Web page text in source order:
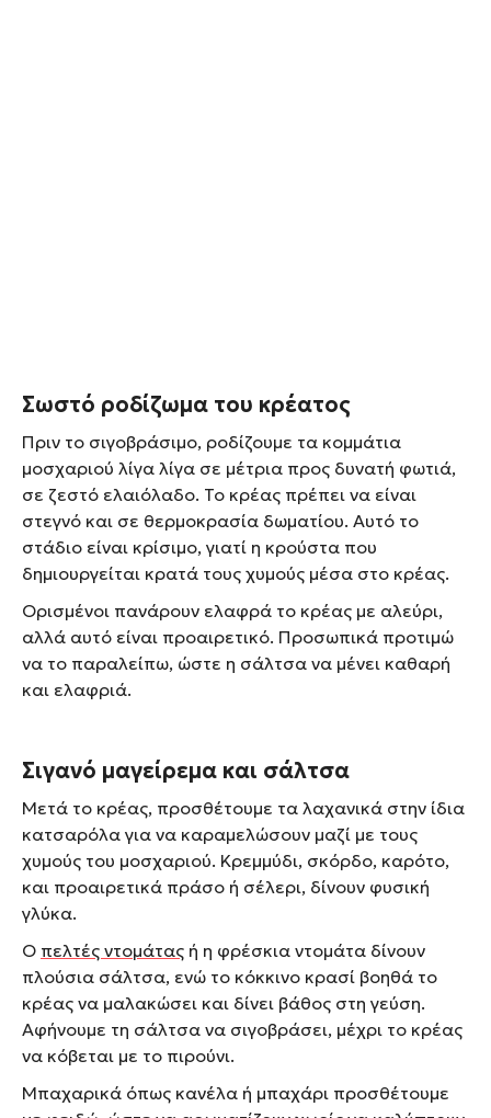
Σωστό ροδίζωμα του κρέατος
Πριν το σιγοβράσιμο, ροδίζουμε τα κομμάτια
μοσχαριού λίγα λίγα σε μέτρια προς δυνατή φωτιά,
σε ζεστό ελαιόλαδο. Το κρέας πρέπει να είναι
στεγνό και σε θερμοκρασία δωματίου. Αυτό το
στάδιο είναι κρίσιμο, γιατί η κρούστα που
δημιουργείται κρατά τους χυμούς μέσα στο κρέας.
Ορισμένοι πανάρουν ελαφρά το κρέας με αλεύρι,
αλλά αυτό είναι προαιρετικό. Προσωπικά προτιμώ
να το παραλείπω, ώστε η σάλτσα να μένει καθαρή
και ελαφριά.
Σιγανό μαγείρεμα και σάλτσα
Μετά το κρέας, προσθέτουμε τα λαχανικά στην ίδια
κατσαρόλα για να καραμελώσουν μαζί με τους
χυμούς του μοσχαριού. Κρεμμύδι, σκόρδο, καρότο,
και προαιρετικά πράσο ή σέλερι, δίνουν φυσική
γλύκα.
Ο πελτές ντομάτας ή η φρέσκια ντομάτα δίνουν
πλούσια σάλτσα, ενώ το κόκκινο κρασί βοηθά το
κρέας να μαλακώσει και δίνει βάθος στη γεύση.
Αφήνουμε τη σάλτσα να σιγοβράσει, μέχρι το κρέας
να κόβεται με το πιρούνι.
Μπαχαρικά όπως κανέλα ή μπαχάρι προσθέτουμε